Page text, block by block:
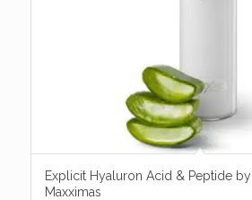
Explicit Hyaluron Acid & Peptide by
Maxximas